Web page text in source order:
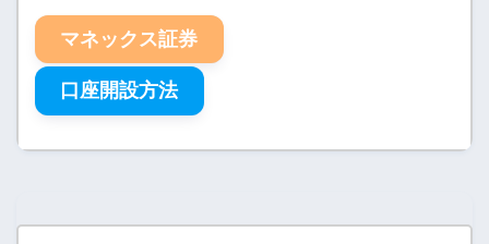
マネックス証券
口座開設方法